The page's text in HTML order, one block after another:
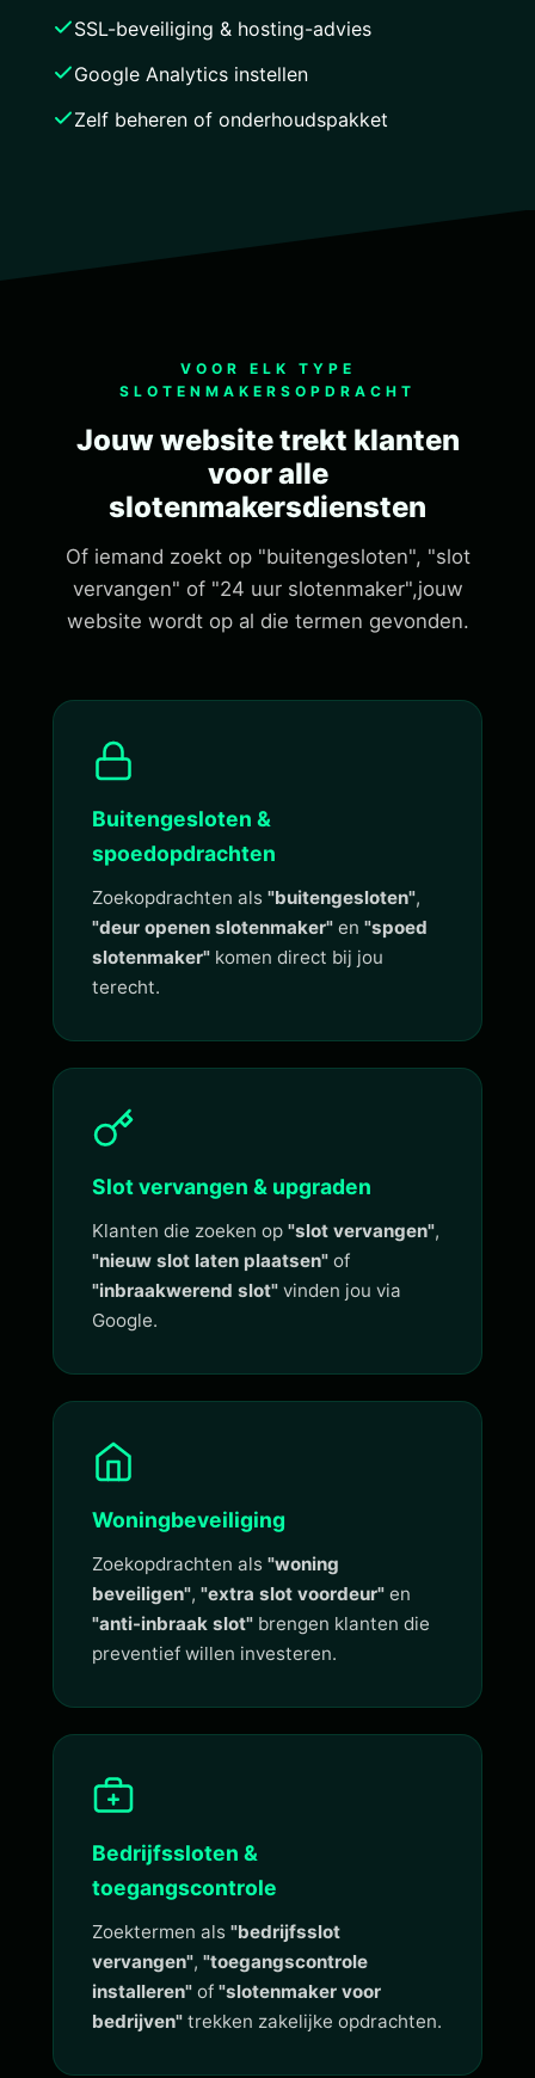
SSL-beveiliging & hosting-advies
Google Analytics instellen
Zelf beheren of onderhoudspakket
VOOR ELK TYPE
SLOTENMAKERSOPDRACHT
Jouw website trekt klanten
voor alle
slotenmakersdiensten
Of iemand zoekt op "buitengesloten", "slot
vervangen" of "24 uur slotenmaker",jouw
website wordt op al die termen gevonden.
Buitengesloten &
spoedopdrachten
Zoekopdrachten als "buitengesloten",
"deur openen slotenmaker" en "spoed
slotenmaker" komen direct bij jou
terecht.
Slot vervangen & upgraden
Klanten die zoeken op "slot vervangen",
"nieuw slot laten plaatsen" of
"inbraakwerend slot" vinden jou via
Google.
Woningbeveiliging
Zoekopdrachten als "woning
beveiligen", "extra slot voordeur" en
"anti-inbraak slot" brengen klanten die
preventief willen investeren.
Bedrijfssloten &
toegangscontrole
Zoektermen als "bedrijfsslot
vervangen", "toegangscontrole
installeren" of "slotenmaker voor
bedrijven" trekken zakelijke opdrachten.